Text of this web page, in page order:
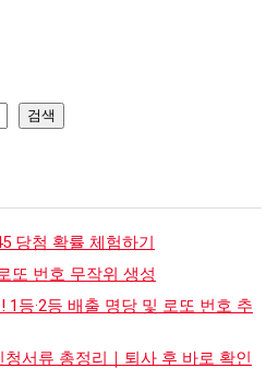
검색
당첨 확률 체험하기
또 번호 무작위 생성
1등·2등 배출 명당 및 로또 번호 추
서류 총정리｜퇴사 후 바로 확인